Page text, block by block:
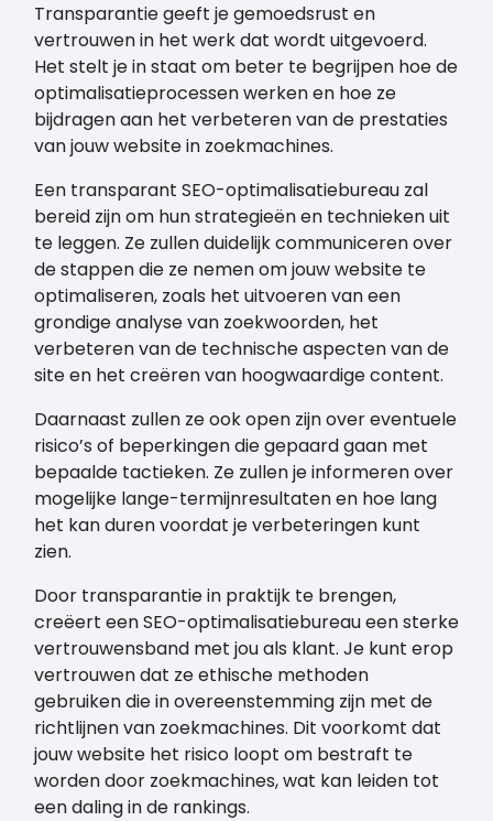
Transparantie geeft je gemoedsrust en
vertrouwen in het werk dat wordt uitgevoerd.
Het stelt je in staat om beter te begrijpen hoe de
optimalisatieprocessen werken en hoe ze
bijdragen aan het verbeteren van de prestaties
van jouw website in zoekmachines.
Een transparant SEO-optimalisatiebureau zal
bereid zijn om hun strategieën en technieken uit
te leggen. Ze zullen duidelijk communiceren over
de stappen die ze nemen om jouw website te
optimaliseren, zoals het uitvoeren van een
grondige analyse van zoekwoorden, het
verbeteren van de technische aspecten van de
site en het creëren van hoogwaardige content.
Daarnaast zullen ze ook open zijn over eventuele
risico’s of beperkingen die gepaard gaan met
bepaalde tactieken. Ze zullen je informeren over
mogelijke lange-termijnresultaten en hoe lang
het kan duren voordat je verbeteringen kunt
zien.
Door transparantie in praktijk te brengen,
creëert een SEO-optimalisatiebureau een sterke
vertrouwensband met jou als klant. Je kunt erop
vertrouwen dat ze ethische methoden
gebruiken die in overeenstemming zijn met de
richtlijnen van zoekmachines. Dit voorkomt dat
jouw website het risico loopt om bestraft te
worden door zoekmachines, wat kan leiden tot
een daling in de rankings.